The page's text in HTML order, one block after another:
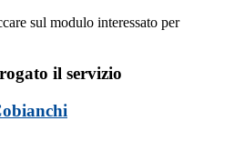
sul modulo interessato per
il servizio